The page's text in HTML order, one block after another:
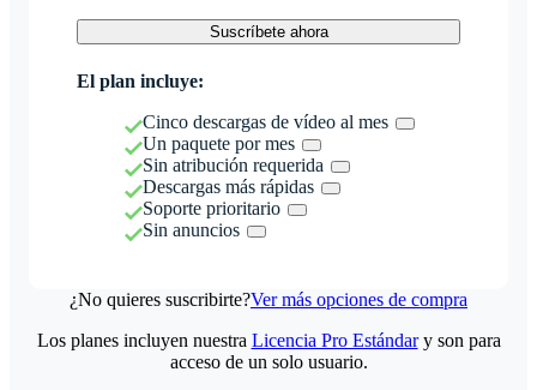
Suscríbete ahora
El plan incluye:
Cinco descargas de vídeo al mes
Un paquete por mes
Sin atribución requerida
Descargas más rápidas
Soporte prioritario
Sin anuncios
¿No quieres suscribirte?Ver más opciones de compra
Los planes incluyen nuestra Licencia Pro Estándary son para
acceso de un solo usuario.